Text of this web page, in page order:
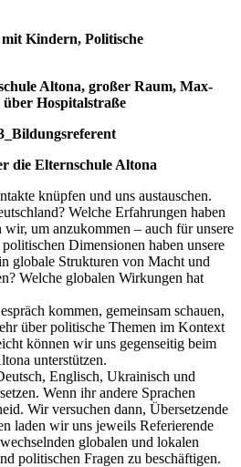
Kindern, Politische
Altona, großer Raum, Max-
Hospitalstraße
die Elternschule Altona
knüpfen und uns austauschen.
Welche Erfahrungen haben
wir, um anzukommen – auch für unsere
Dimensionen haben unsere
globale Strukturen von Macht und
Welche globalen Wirkungen hat
kommen, gemeinsam schauen,
über politische Themen im Kontext
können wir uns gegenseitig beim
unterstützen.
Englisch, Ukrainisch und
Wenn ihr andere Sprachen
Wir versuchen dann, Übersetzende
laden wir uns jeweils Referierende
globalen und lokalen
politischen Fragen zu beschäftigen.